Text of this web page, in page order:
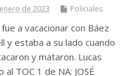
de 2023 Policiales
a vacacionar con Báez
y estaba a su lado cuando
y mataron. Lucas
al TOC 1 de NA: JOSÉ